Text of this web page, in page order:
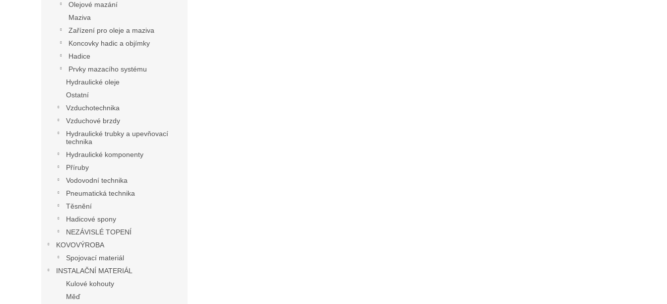
Olejové mazání
Maziva
Zařízení pro oleje a maziva
Koncovky hadic a objímky
Hadice
Prvky mazacího systému
Hydraulické oleje
Ostatní
Vzduchotechnika
Vzduchové brzdy
Hydraulické trubky a upevňovací
technika
Hydraulické komponenty
Příruby
Vodovodní technika
Pneumatická technika
Těsnění
Hadicové spony
NEZÁVISLÉ TOPENÍ
KOVOVÝROBA
Spojovací materiál
INSTALAČNÍ MATERIÁL
Kulové kohouty
Měď